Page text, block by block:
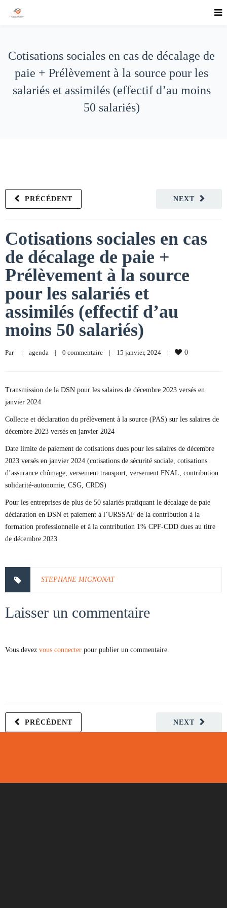
Cotisations sociales en cas de décalage de
paie + Prélèvement à la source pour les
salariés et assimilés (effectif d’au moins
50 salariés)
NEXT
PRÉCÉDENT
Cotisations sociales en cas
de décalage de paie +
Prélèvement à la source
pour les salariés et
assimilés (effectif d’au
moins 50 salariés)
Par | agenda | 0 commentaire | 15 janvier, 2024 | 0
Transmission de la DSN pour les salaires de décembre 2023 versés en
janvier 2024
Collecte et déclaration du prélèvement à la source (PAS) sur les salaires de
décembre 2023 versés en janvier 2024
Date limite de paiement de cotisations dues pour les salaires de décembre
2023 versés en janvier 2024 (cotisations de sécurité sociale, cotisations
d’assurance chômage, versement transport, versement FNAL, contribution
solidarité-autonomie, CSG, CRDS)
Pour les entreprises de plus de 50 salariés pratiquant le décalage de paie
déclaration en DSN et paiement à l’URSSAF de la contribution à la
formation professionnelle et à la contribution 1% CPF-CDD dues au titre
de décembre 2023
STEPHANE MIGNONAT
Laisser un commentaire
Vous devez vous connecter pour publier un commentaire.
NEXT
PRÉCÉDENT